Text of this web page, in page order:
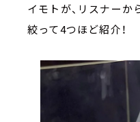
イモトが、リスナーか
絞って4つほど紹介！